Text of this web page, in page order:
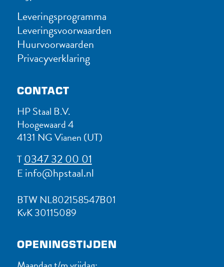
Leveringsprogramma
Leveringsvoorwaarden
Huurvoorwaarden
Privacyverklaring
CONTACT
HP Staal B.V.
Hoogewaard 4
4131 NG Vianen (UT)
T0347 32 00 01
E info@hpstaal.nl
BTW NL802158547B01
KvK 30115089
OPENINGSTIJDEN